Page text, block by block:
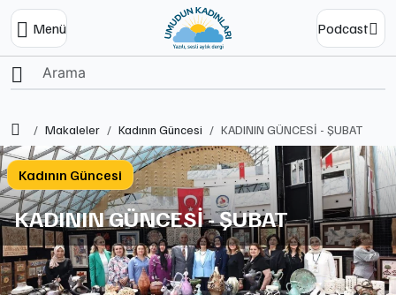
Menü Podcast
Ana SayfaMakaleler Kadının Güncesi KADININ GÜNCESİ - ŞUBAT
Kadının Güncesi
KADININ GÜNCESİ - ŞUBAT